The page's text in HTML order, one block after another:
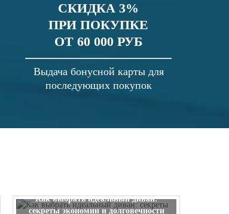
СКИДКА 3%
ПРИ ПОКУПКЕ
ОТ 60 000 РУБ
Выдача бонусной карты для
последующих покупок
Как выбрать идеальный диван:
секреты экономии и долговечности